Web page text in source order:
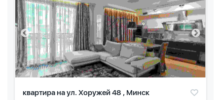
квартира на ул. Хоружей 48 , Минск